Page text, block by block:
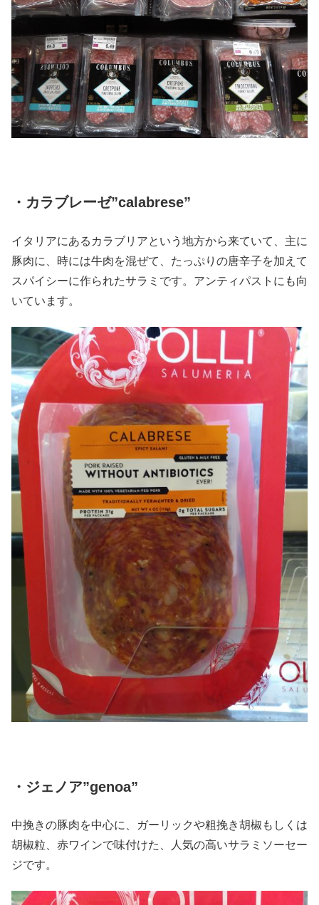
・カラブレーゼ”calabrese”
イタリアにあるカラブリアという地方から来ていて、主に
豚肉に、時には牛肉を混ぜて、たっぷりの唐辛子を加えて
スパイシーに作られたサラミです。アンティパストにも向
いています。
・ジェノア”genoa”
中挽きの豚肉を中心に、ガーリックや粗挽き胡椒もしくは
胡椒粒、赤ワインで味付けた、人気の高いサラミソーセー
ジです。